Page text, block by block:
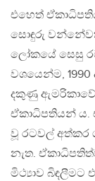
එහෙත්
සොඳුරු
ලෝකයේ සෙසු
වශයෙන්ම, 1990
දකුණු
ඒකාධිපතියන් ය.
වූ රටවල්
නැත.
මිථ්‍යාව බිඳලීමට